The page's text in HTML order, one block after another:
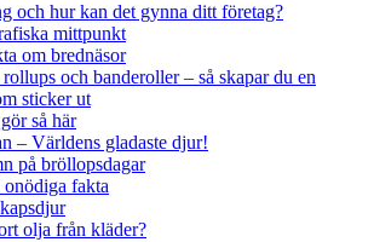
och hur kan det gynna ditt företag?
mittpunkt
om brednäsor
och banderoller – så skapar du en
sticker ut
så här
– Världens gladaste djur!
på bröllopsdagar
fakta
olja från kläder?